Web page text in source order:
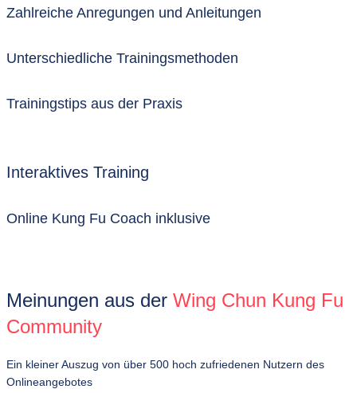
Zahlreiche Anregungen und Anleitungen
Unterschiedliche Trainingsmethoden
Trainingstips aus der Praxis
Interaktives Training
Online Kung Fu Coach inklusive
Meinungen aus der Wing Chun Kung Fu
Community
Ein kleiner Auszug von über 500 hoch zufriedenen Nutzern des
Onlineangebotes